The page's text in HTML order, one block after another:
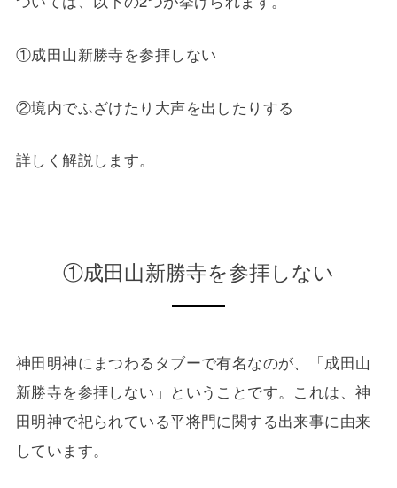
①成田山新勝寺を参拝しない
②境内でふざけたり大声を出したりする
詳しく解説します。
①成田山新勝寺を参拝しない
神田明神にまつわるタブーで有名なのが、「成田山
新勝寺を参拝しない」ということです。これは、神
田明神で祀られている平将門に関する出来事に由来
しています。